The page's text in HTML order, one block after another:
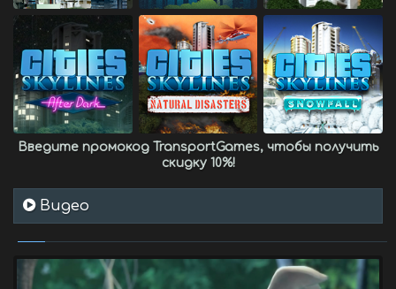
Введите промокод TransportGames, чтобы получить
скидку 10%!
Видео